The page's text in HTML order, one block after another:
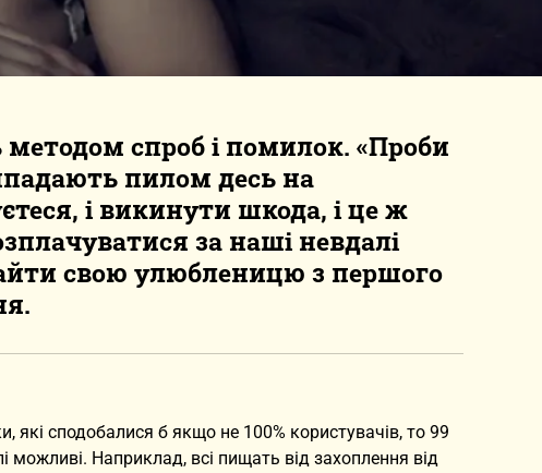
спроб і помилок. «Проби
пилом десь на
і викинути шкода, і це ж
за наші невдалі
свою улюбленицю з першого
які сподобалися б якщо не 100% користувачів, то 99
можливі. Наприклад, всі пищать від захоплення від